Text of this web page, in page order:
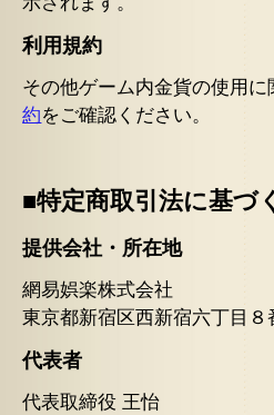
利用規約
その他ゲーム内金貨の使用
約をご確認ください。
■特定商取引法に基づ
提供会社・所在地
網易娯楽株式会社
東京都新宿区西新宿六丁目８
代表者
代表取締役 王怡